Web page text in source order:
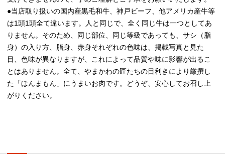
●当店取り扱いの国内産黒毛和牛、神戸ビーフ、他アメリカ産牛等
は1頭1頭全て違います。人と同じで、全く同じ牛は一つとしてあ
りません。そのため、同じ部位、同じ等級であっても、サシ（脂
身）の入り方、脂身、赤身それぞれの色味は、掲載写真と見た
目、色味が異なりますが、これによって品質や味に影響が出るこ
とはありません。全て、やまかわの匠たちの目利きにより厳撰し
た「ほんまもん」にうまいお肉です。どうぞ、安心してお召し上
がりください。